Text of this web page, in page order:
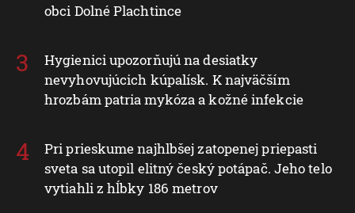
obci Dolné Plachtince
Hygienici upozorňujú na desiatky
nevyhovujúcich kúpalísk. K najväčším
hrozbám patria mykóza a kožné infekcie
Pri prieskume najhlbšej zatopenej priepasti
sveta sa utopil elitný český potápač. Jeho telo
vytiahli z hĺbky 186 metrov